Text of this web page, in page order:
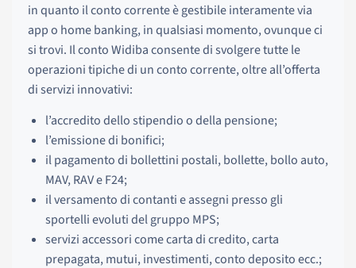
in quanto il conto corrente è gestibile interamente via
app o home banking, in qualsiasi momento, ovunque ci
si trovi. Il conto Widiba consente di svolgere tutte le
operazioni tipiche di un conto corrente, oltre all’offerta
di servizi innovativi:
l’accredito dello stipendio o della pensione;
l’emissione di bonifici;
il pagamento di bollettini postali, bollette, bollo auto,
MAV, RAV e F24;
il versamento di contanti e assegni presso gli
sportelli evoluti del gruppo MPS;
servizi accessori come carta di credito, carta
prepagata, mutui, investimenti, conto deposito ecc.;